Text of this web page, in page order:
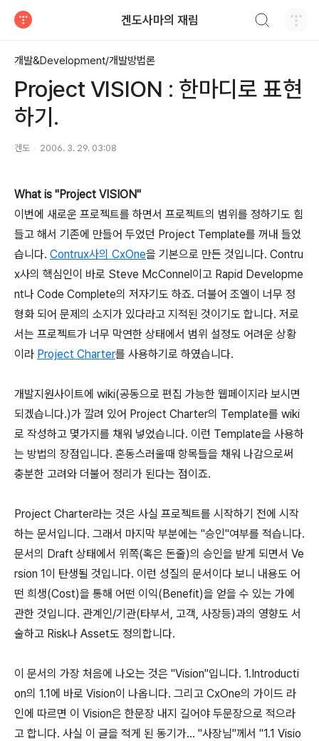
겐도사마의 재림
개발&Development/개발방법론
Project VISION : 한마디로 표현
하기.
겐도 2006. 3. 29. 03:08
What is "Project VISION"
이번에 새로운 프로젝트를 하면서 프로젝트의 범위를 정하기도 힘
들고 해서 기존에 만들어 두었던 Project Template를 꺼내 들었
습니다. Contrux사의 CxOne을 기본으로 만든 것입니다. Contru
x사의 핵심인이 바로 Steve McConnel이고 Rapid Developme
nt나 Code Complete의 저자기도 하죠. 더불어 조엘이 너무 정
형화 되어 문제의 소지가 있다라고 지적된 것이기도 합니다. 저로
서는 프로젝트가 너무 막연한 상태에서 범위 설정도 어려운 상황
이라 Project Charter를 사용하기로 하였습니다.
개발지원사이트에 wiki(공동으로 편집 가능한 웹페이지라 보시면
되겠습니다.)가 깔려 있어 Project Charter의 Template를 wiki
로 작성하고 몇가지를 채워 넣었습니다. 이런 Template을 사용하
는 방법의 장점입니다. 혼동스러울때 항목들을 채워 나감으로써
충분한 고려와 더불어 정리가 된다는 점이죠.
Project Charter라는 것은 사실 프로젝트를 시작하기 전에 시작
하는 문서입니다. 그래서 마지막 부분에는 "승인"여부를 적습니다.
문서의 Draft 상태에서 위쪽(혹은 돈줄)의 승인을 받게 되면서 Ve
rsion 1이 탄생될 것입니다. 이런 성질의 문서이다 보니 내용도 어
떤 희생(Cost)을 통해 어떤 이익(Benefit)을 얻을 수 있는 가에
관한 것입니다. 관계인/기관(타부서, 고객, 사장등)과의 영향도 서
술하고 Risk나 Asset도 정의합니다.
이 문서의 가장 처음에 나오는 것은 "Vision"입니다. 1.Introducti
on의 1.1에 바로 Vision이 나옵니다. 그리고 CxOne의 가이드 라
인에 따르면 이 Vision은 한문장 내지 길어야 두문장으로 적으라
고 합니다. 사실 이 글을 적게 된 동기가... "사장님"께서 "1.1 Visio